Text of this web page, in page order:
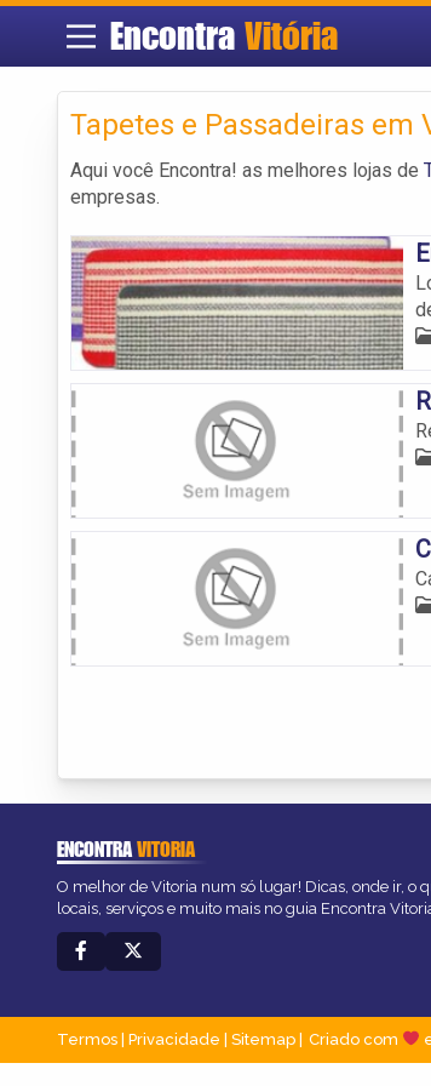
Encontra Vitória
Tapetes e Passadeiras em
Aqui você Encontra! as melhores lojas de
empresas.
ENCONTRAVITORIA
O melhor de Vitoria num só lugar! Dicas, onde ir, o
locais, serviços e muito mais no guia Encontra
Termos Privacidade Sitemap Criado com